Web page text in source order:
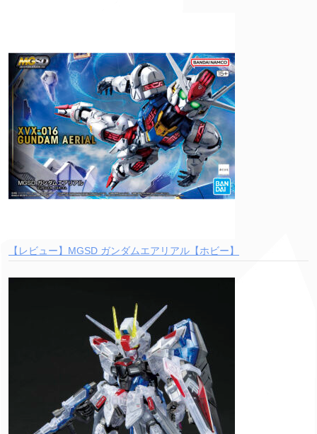
【レビュー】MGSD ガンダムエアリアル【ホビー】